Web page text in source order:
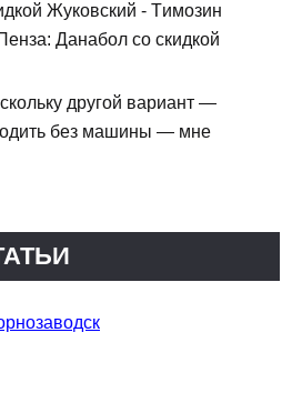
Жуковский - Tимозин
Данабол со скидкой
другой вариант —
без машины — мне